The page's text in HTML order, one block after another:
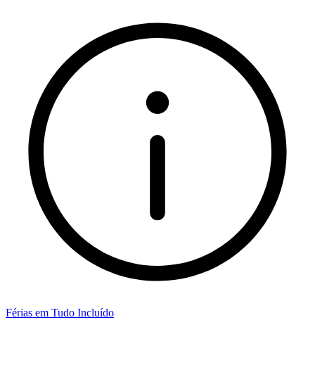
Férias em Tudo Incluído